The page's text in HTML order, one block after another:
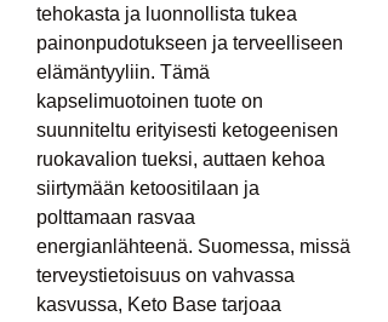
tehokasta ja luonnollista tukea
painonpudotukseen ja terveelliseen
elämäntyyliin. Tämä
kapselimuotoinen tuote on
suunniteltu erityisesti ketogeenisen
ruokavalion tueksi, auttaen kehoa
siirtymään ketoositilaan ja
polttamaan rasvaa
energianlähteenä. Suomessa, missä
terveystietoisuus on vahvassa
kasvussa, Keto Base tarjoaa